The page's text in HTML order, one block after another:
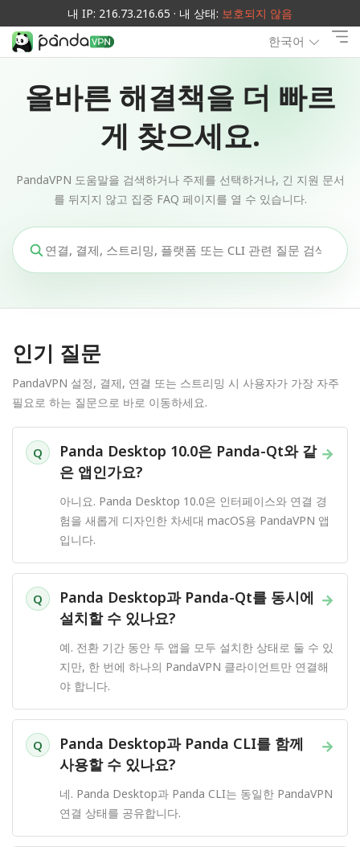
내 IP: 216.73.216.65 · 내 상태: 보호되지 않음
한국어
올바른 해결책을 더 빠르
게 찾으세요.
PandaVPN 도움말을 검색하거나 주제를 선택하거나, 긴 지원 문서
를 뒤지지 않고 집중 FAQ 페이지를 열 수 있습니다.
인기 질문
PandaVPN 설정, 결제, 연결 또는 스트리밍 시 사용자가 가장 자주
필요로 하는 질문으로 바로 이동하세요.
Q →
Panda Desktop 10.0은 Panda-Qt와 같
은 앱인가요?
아니요. Panda Desktop 10.0은 인터페이스와 연결 경
험을 새롭게 디자인한 차세대 macOS용 PandaVPN 앱
입니다.
Q →
Panda Desktop과 Panda-Qt를 동시에
설치할 수 있나요?
예. 전환 기간 동안 두 앱을 모두 설치한 상태로 둘 수 있
지만, 한 번에 하나의 PandaVPN 클라이언트만 연결해
야 합니다.
Q →
Panda Desktop과 Panda CLI를 함께
사용할 수 있나요?
네. Panda Desktop과 Panda CLI는 동일한 PandaVPN
연결 상태를 공유합니다.